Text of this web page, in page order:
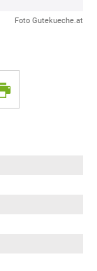
Foto Gutekueche.at